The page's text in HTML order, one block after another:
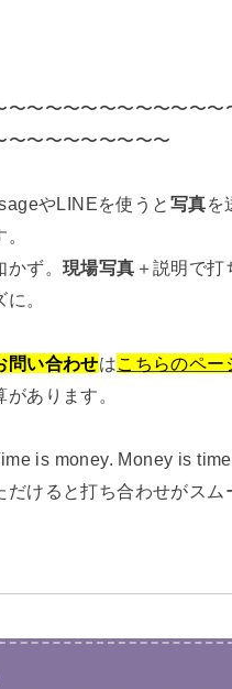
〜〜〜〜〜〜〜〜〜〜〜〜
〜〜〜〜〜〜〜〜〜
やLINEを使うと 写真を
ず。 現場写真 ＋説明で打
。
問い合わせはこちらのペー
があります。
is money. Money is
だけると打ち合わせがスム